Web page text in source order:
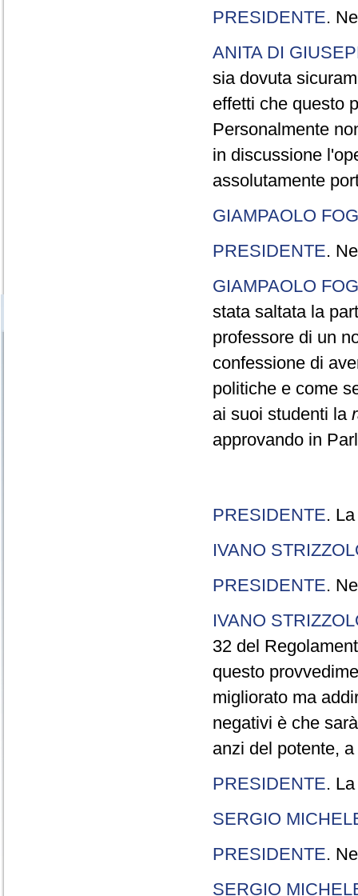
PRESIDENTE.
ANITA DI
sia dovuta
effetti che questo
Personalmente
in discussione
assolutamente
GIAMPAOLO
PRESIDENTE.
GIAMPAOLO
stata saltata la
professore di un
confessione di
politiche e come
ai suoi studenti la
approvando in
PRESIDENTE.
IVANO
PRESIDENTE.
IVANO
32 del
questo
migliorato ma
negativi è che
anzi del potente,
PRESIDENTE.
SERGIO
PRESIDENTE.
SERGIO